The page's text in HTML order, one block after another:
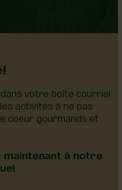
votre boîte courriel
activités à ne pas
coeur gourmands et
à notre